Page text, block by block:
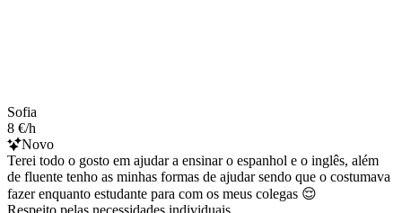
Sofia
8 €/h
Novo
Terei todo o gosto em ajudar a ensinar o espanhol e o inglês, além
de fluente tenho as minhas formas de ajudar sendo que o costumava
fazer enquanto estudante para com os meus colegas 😌
Respeito pelas necessidades individuais